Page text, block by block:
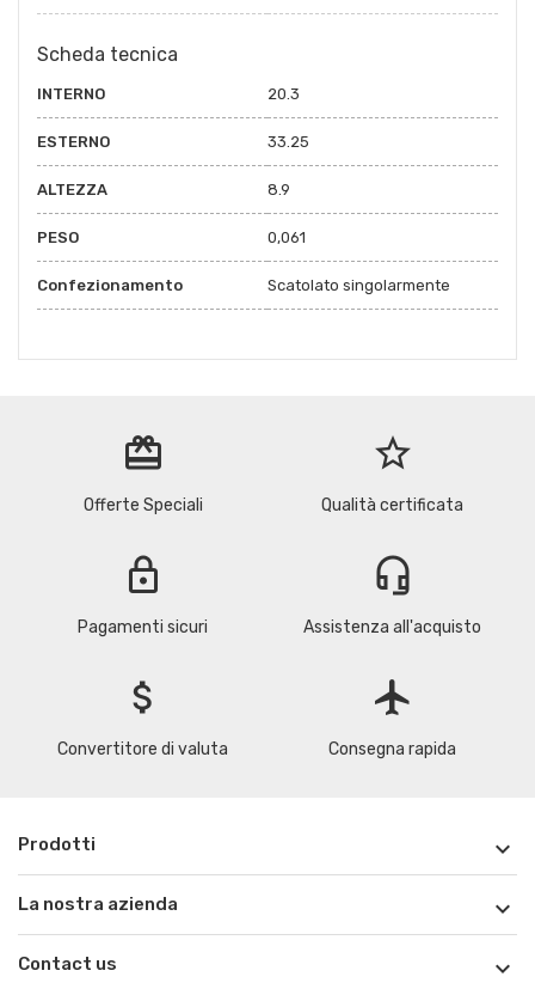
Scheda tecnica
INTERNO 20.3
ESTERNO 33.25
ALTEZZA 8.9
PESO 0,061
Confezionamento Scatolato singolarmente
redeem
Offerte Speciali
star_border
Qualità certificata
lock
Pagamenti sicuri
headset_mic
Assistenza all'acquisto
attach_money
Convertitore di valuta
flight
Consegna rapida
Prodotti 
La nostra azienda 
Contact us 